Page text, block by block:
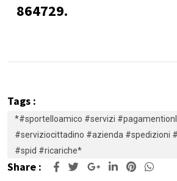
864729.
Tags :
*#sportelloamico #servizi
#serviziocittadino #azienda #spedizioni
#spid #ricariche*
Share : Google+LinkedInPinterest